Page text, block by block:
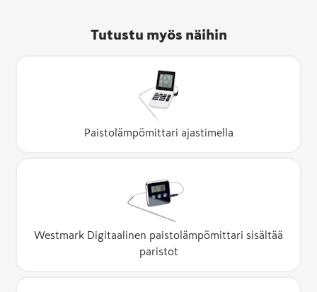
Tutustu myös näihin
Paistolämpömittari ajastimella
Westmark Digitaalinen paistolämpömittari sisältää
paristot